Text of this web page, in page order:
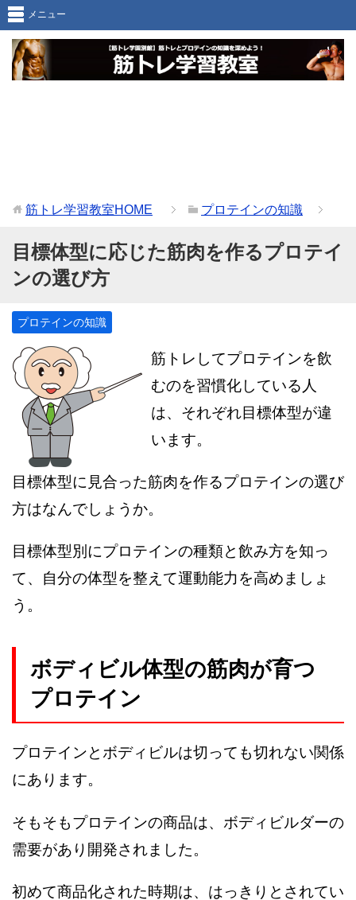
メニュー
筋トレ学習教室HOME プロテインの知識
目標体型に応じた筋肉を作るプロテイ
ンの選び方
プロテインの知識
筋トレしてプロテインを飲
むのを習慣化している人
は、それぞれ目標体型が違
います。
目標体型に見合った筋肉を作るプロテインの選び
方はなんでしょうか。
目標体型別にプロテインの種類と飲み方を知っ
て、自分の体型を整えて運動能力を高めましょ
う。
ボディビル体型の筋肉が育つ
プロテイン
プロテインとボディビルは切っても切れない関係
にあります。
そもそもプロテインの商品は、ボディビルダーの
需要があり開発されました。
初めて商品化された時期は、はっきりとされてい